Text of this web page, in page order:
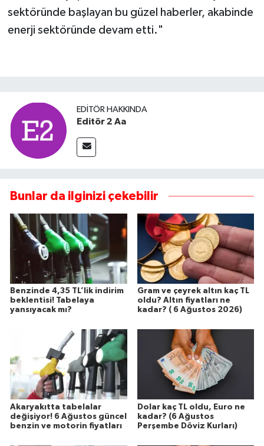
sektöründe başlayan bu güzel haberler, akabinde
enerji sektöründe devam etti."
EDITÖR HAKKINDA
Editör 2 Aa
Bunlar da ilginizi çekebilir
Benzinde 4,35 TL’lik indirim
beklentisi! Tabelaya
yansıyacak mı?
Gram ve çeyrek altın kaç TL
oldu? Altın fiyatları ne
kadar? ( 6 Ağustos 2026)
Akaryakıtta tabelalar
değişiyor! 6 Ağustos güncel
benzin ve motorin fiyatları
Dolar kaç TL oldu, Euro ne
kadar? (6 Ağustos
Perşembe Döviz Kurları)